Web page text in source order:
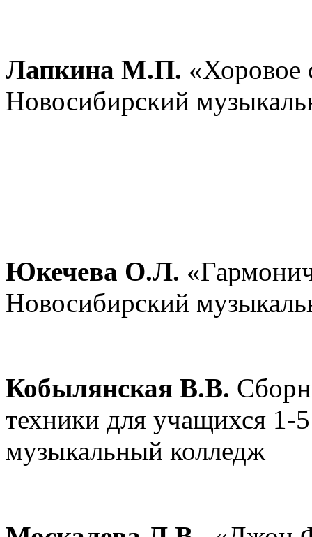
Лапкина М.П. «Хоровое
Новосибирский
Юкечева О.Л.
Новосибирский
Кобылянская В.В.
техники для учащихся
музыкальный колледж